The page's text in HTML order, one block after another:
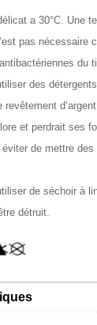
a 30°C. Une
pas nécessaire
du
des
revêtement
et perdrait ses
éviter de mettre des
de séchoir à
détruit.